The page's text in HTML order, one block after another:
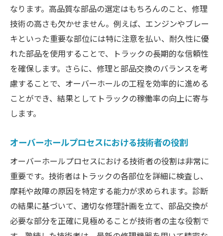
なります。高品質な部品の選定はもちろんのこと、修理
技術の高さも欠かせません。例えば、エンジンやブレー
キといった重要な部位には特に注意を払い、耐久性に優
れた部品を使用することで、トラックの長期的な信頼性
を確保します。さらに、修理と部品交換のバランスを考
慮することで、オーバーホールの工程を効率的に進める
ことができ、結果としてトラックの稼働率の向上に寄与
します。
オーバーホールプロセスにおける技術者の役割
オーバーホールプロセスにおける技術者の役割は非常に
重要です。技術者はトラックの各部位を詳細に検査し、
摩耗や故障の原因を特定する能力が求められます。診断
の結果に基づいて、適切な修理計画を立て、部品交換が
必要な部分を正確に見極めることが技術者の主な役割で